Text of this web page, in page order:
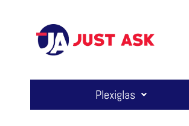
Plexiglas